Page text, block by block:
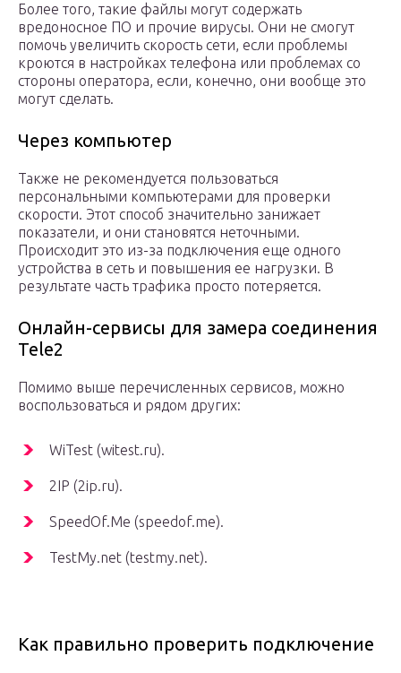
Более того, такие файлы могут содержать
вредоносное ПО и прочие вирусы. Они не смогут
помочь увеличить скорость сети, если проблемы
кроются в настройках телефона или проблемах со
стороны оператора, если, конечно, они вообще это
могут сделать.
Через компьютер
Также не рекомендуется пользоваться
персональными компьютерами для проверки
скорости. Этот способ значительно занижает
показатели, и они становятся неточными.
Происходит это из-за подключения еще одного
устройства в сеть и повышения ее нагрузки. В
результате часть трафика просто потеряется.
Онлайн-сервисы для замера соединения
Tele2
Помимо выше перечисленных сервисов, можно
воспользоваться и рядом других:
WiTest (witest.ru).
2IP (2ip.ru).
SpeedOf.Me (speedof.me).
TestMy.net (testmy.net).
Как правильно проверить подключение